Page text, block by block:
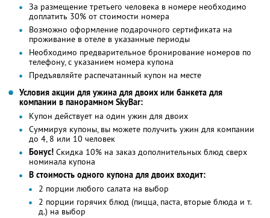
За размещение третьего человека в номере необходимо
доплатить 30% от стоимости номера
Возможно оформление подарочного сертификата на
проживание в отеле в указанные периоды
Необходимо предварительное бронирование номеров по
телефону, с указанием номера купона
Предъявляйте распечатанный купон на месте
Условия акции для ужина для двоих или банкета для
компании в панорамном SkyBаr:
Купон действует на один ужин для двоих
Суммируя купоны, вы можете получить ужин для компании
до 4, 8 или 10 человек
Бонус! Cкидка 10% на заказ дополнительных блюд сверх
номинала купона
В стоимость одного купона для двоих входит:
2 порции любого салата на выбор
2 порции горячих блюд (пицца, паста, вторые блюда и т.
д.) на выбор